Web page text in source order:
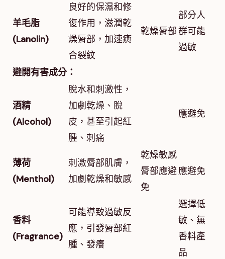
羊毛脂
(Lanolin)
良好的保濕和修
復作用，滋潤乾
燥脣部，加速癒
合裂紋
乾燥脣部
部分人
群可能
過敏
避開有害成分：
酒精
(Alcohol)
脫水和刺激性，
加劇乾燥、脫
皮，甚至引起紅
腫、刺痛
應避免
薄荷
(Menthol)
刺激脣部肌膚，
加劇乾燥和敏感
乾燥敏感
脣部應避
免
應避免
香料
(Fragrance)
可能導致過敏反
應，引發脣部紅
腫、發癢
選擇低
敏、無
香料產
品